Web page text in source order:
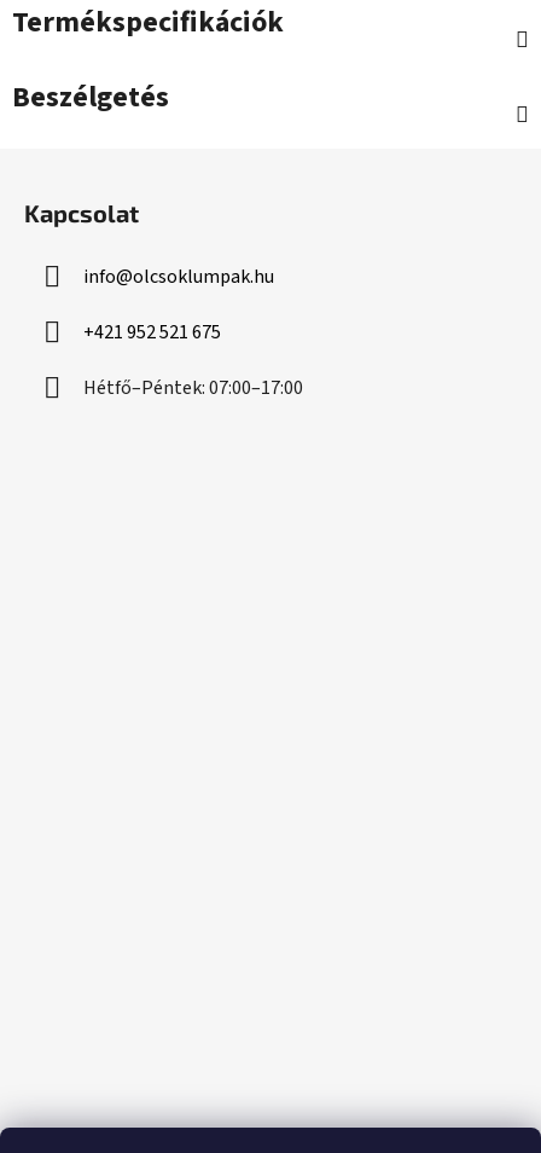
Termékspecifikációk
Beszélgetés
Kapcsolat
info@olcsoklumpak.hu
+421 952 521 675
Hétfő–Péntek: 07:00–17:00